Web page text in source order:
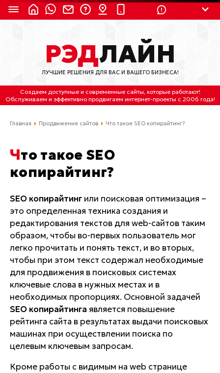
8 (800) 550-9899 (с 2:30 до 11:30 по
Мск)
Бесплатно по России
(4212) 658-653
(4212) 637-673
Отдельный вход \ Левый торец здания
Пн-пт. с 9:30 до 18:30 (по Хбк)
info@lred.ru
РЭДЛАЙН
ЛУЧШИЕ РЕШЕНИЯ ДЛЯ ВАС И ВАШЕГО БИЗНЕСА!
Создаем доступные и современные сайты, которые работают!
Обслуживаем и эффективно продвигаем интернет-проекты с 2006 года!
Главная Продвижение сайтов Что такое SEO копирайтинг?
Что такое SEO
копирайтинг?
SEO копирайтинг или поисковая оптимизация –
это определенная техника создания и
редактирования текстов для web-сайтов таким
образом, чтобы во-первых пользователь мог
легко прочитать и понять текст, и во вторых,
чтобы при этом текст содержал необходимые
для продвижения в поисковых системах
ключевые слова в нужных местах и в
необходимых пропорциях. Основной задачей
SEO копирайтинга является повышение
рейтинга сайта в результатах выдачи поисковых
машинах при осуществлении поиска по
целевым ключевым запросам.
Кроме работы с видимым на web странице